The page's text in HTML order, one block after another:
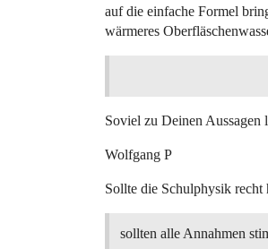
auf die einfache Formel
wärmeres
Soviel zu Deinen Aussagen
Wolfgang P
Sollte die Schulphysik
sollten alle Annahmen